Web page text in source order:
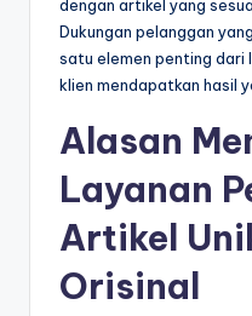
dengan artikel yang
Dukungan pelanggan
satu elemen penting dari
klien mendapatkan hasil
Alasan
Layanan
Artikel
Orisinal